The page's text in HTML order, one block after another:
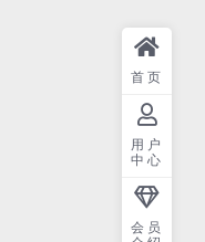
首页
用户
中心
会员